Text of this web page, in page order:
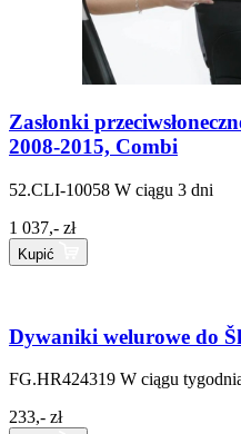
Zasłonki
2008-2015, Combi
52.CLI-10058 W ciągu 3 dni
1 037,- zł
Kupić
Dywaniki welurowe do
FG.HR424319 W ciągu
233,- zł